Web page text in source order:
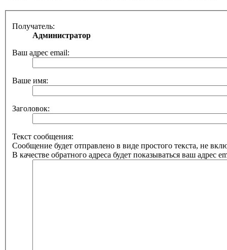
Получатель:
Администратор
Ваш адрес email:
Ваше имя:
Заголовок:
Текст сообщения:
Сообщение будет отправлено в виде простого текста, не
В качестве обратного адреса будет показываться ваш адрес